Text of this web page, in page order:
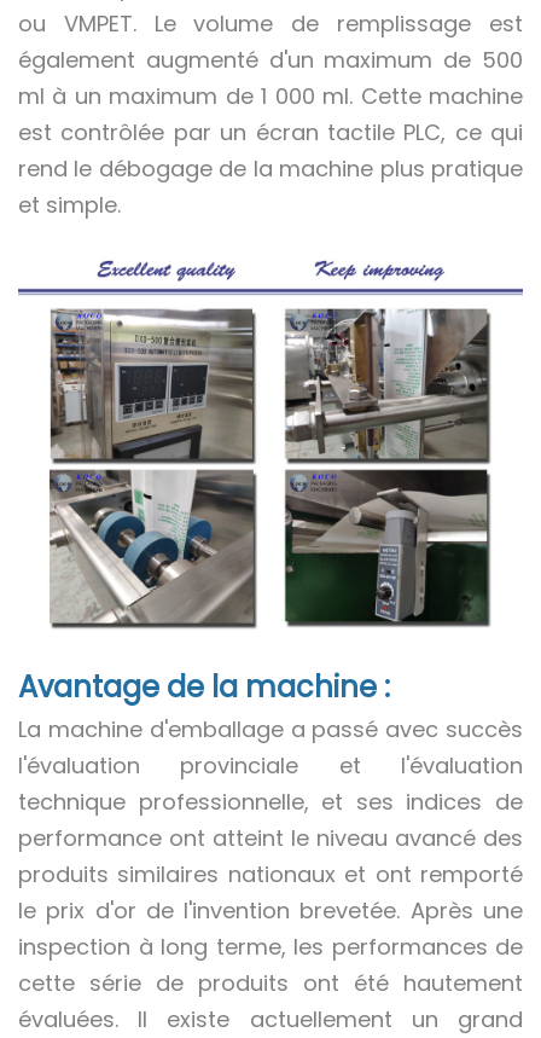
ou VMPET. Le volume de remplissage est
également augmenté d'un maximum de 500
ml à un maximum de 1 000 ml. Cette machine
est contrôlée par un écran tactile PLC, ce qui
rend le débogage de la machine plus pratique
et simple.
Avantage de la machine :
La machine d'emballage a passé avec succès
l'évaluation provinciale et l'évaluation
technique professionnelle, et ses indices de
performance ont atteint le niveau avancé des
produits similaires nationaux et ont remporté
le prix d'or de l'invention brevetée. Après une
inspection à long terme, les performances de
cette série de produits ont été hautement
évaluées. Il existe actuellement un grand